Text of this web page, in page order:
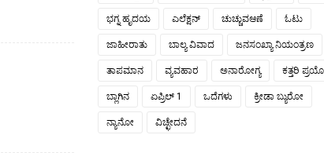
ಭಗ್ನ ಹೃದಯ ಎಲೆಕ್ಷನ್ ಚುಚ್ಚುವಆಣೆ ಓಟು
ಜಾಹೀರಾತು ಬಾಲ್ಯ ವಿವಾದ ಜನಸಂಖ್ಯಾ ನಿಯಂತ್ರಣ
ತಾಪಮಾನ ವ್ಯವಹಾರ ಅನಾರೋಗ್ಯ ಕತ್ತರಿ
ಬ್ಲಾಗಿನ ಏಪ್ರಿಲ್ 1 ಒದೆಗಳು ಕ್ರೀಡಾ ಬ್ಯುರೋ
ನ್ಯಾನೋ ವಿಚ್ಛೇದನೆ